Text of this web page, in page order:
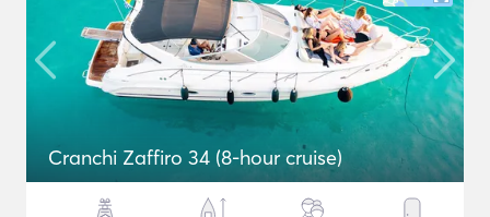
Cranchi Zaffiro 34 (8-hour cruise)